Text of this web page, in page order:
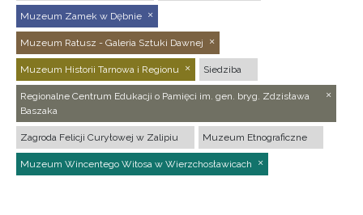
Muzeum Zamek w Dębnie
Muzeum Ratusz - Galeria Sztuki Dawnej
Muzeum Historii Tarnowa i Regionu Siedziba
Regionalne Centrum Edukacji o Pamięci im. gen. bryg. Zdzisława
Baszaka
Zagroda Felicji Curyłowej w Zalipiu Muzeum Etnograficzne
Muzeum Wincentego Witosa w Wierzchosławicach